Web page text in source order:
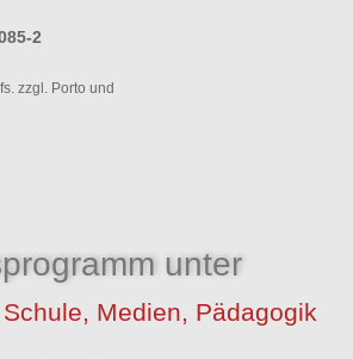
2
zzgl. Porto und
unter
Schule, Medien, Pädagogik